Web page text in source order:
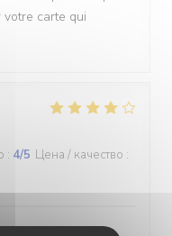
carte qui
: 4/5 Цена / качество :